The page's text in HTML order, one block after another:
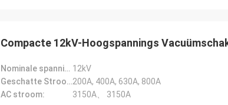
Compacte 12kV-Hoogspannings
Nominale spanning: 12kV
Geschatte Stroom:200A, 400A, 630A, 800A
AC stroom:
3150A、 3150A